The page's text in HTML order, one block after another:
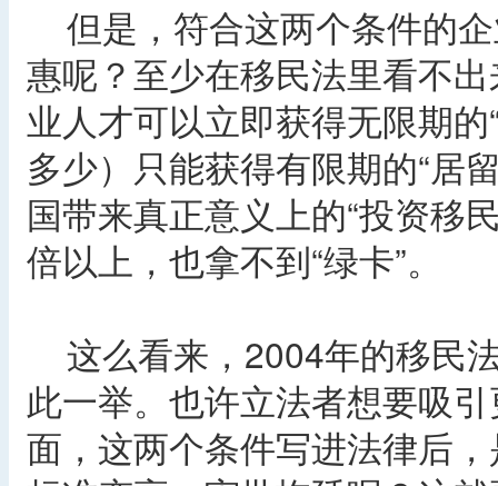
但是，符合这两个条件的
惠呢？至少在移民法里看不
业人才可以立即获得无限期
多少）只能获得有限期的“居
国带来真正意义上的“投资移
倍以上，也拿不到“绿卡”。
这么看来，2004年的移民
此一举。也许立法者想要吸
面，这两个条件写进法律后